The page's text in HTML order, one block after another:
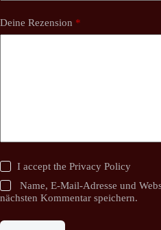
Deine Rezension *
I accept thePrivacy Policy
Name, E-Mail-Adresse und
nächsten Kommentar speichern.